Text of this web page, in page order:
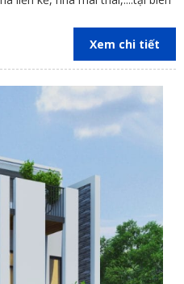
Xem chi tiết